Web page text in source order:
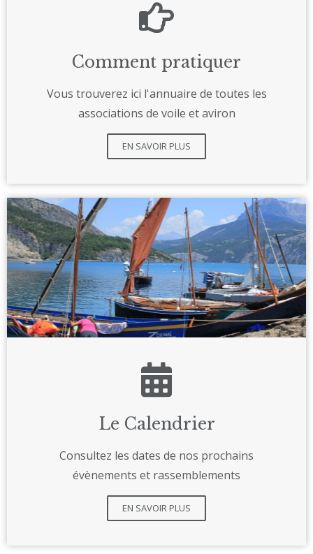
Comment pratiquer
Vous trouverez ici l'annuaire de toutes les
associations de voile et aviron
EN SAVOIR PLUS
Le Calendrier
Consultez les dates de nos prochains
évènements et rassemblements
EN SAVOIR PLUS